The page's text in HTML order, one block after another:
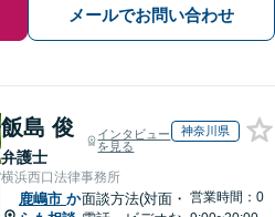
メールでお問い合わせ
飯島 俊
弁護士
インタビュー
を見る
神奈川県
横浜西口法律事務所
鹿嶋市 か面談方法(対面・ 営業時間：0